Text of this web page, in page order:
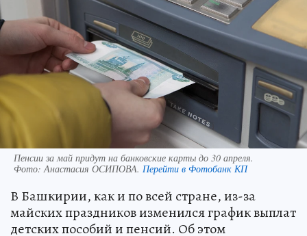
Пенсии за май придут на банковские карты до 30 апреля.
Фото: Анастасия ОСИПОВА. Перейти в Фотобанк КП
В Башкирии, как и по всей стране, из-за
майских праздников изменился график выплат
детских пособий и пенсий. Об этом